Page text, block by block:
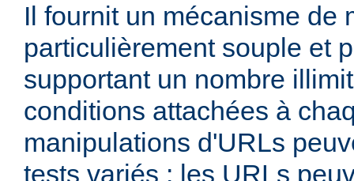
Il fournit un mécanisme de
particulièrement souple et
supportant un nombre
conditions attachées à
manipulations d'URLs
tests variés : les URLs